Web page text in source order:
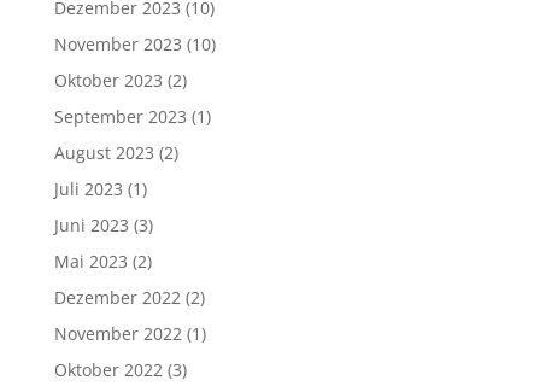
Dezember 2023 (10)
November 2023 (10)
Oktober 2023 (2)
September 2023 (1)
August 2023 (2)
Juli 2023 (1)
Juni 2023 (3)
Mai 2023 (2)
Dezember 2022 (2)
November 2022 (1)
Oktober 2022 (3)